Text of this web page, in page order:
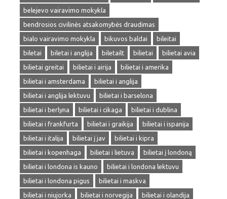
belejevo vairavimo mokykla
bendrosios civilinės atsakomybės draudimas
bialo vairavimo mokykla
bikuvos baldai
bileitai
biletai
biletai i anglija biletailt bilietai
bilietai avia
bilietai greitai
bilietai i airija
bilietai i amerika
bilietai i amsterdama
bilietai i anglija
bilietai i anglija lektuvu
bilietai i barselona
bilietai i berlyna
bilietai i cikaga
bilietai i dublina
bilietai i frankfurta
bilietai i graikija
bilietai i ispanija
bilietai i italija
bilietai į jav
bilietai i kipra
bilietai i kopenhaga
bilietai i lietuva
bilietai į londoną
bilietai i londona is kauno
bilietai i londona lektuvu
bilietai i londona pigus
bilietai i maskva
bilietai i niujorka
bilietai i norvegija
bilietai i olandija